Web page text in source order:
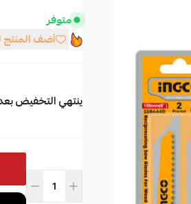
متوفر
أضف
ينتهي التخفيض